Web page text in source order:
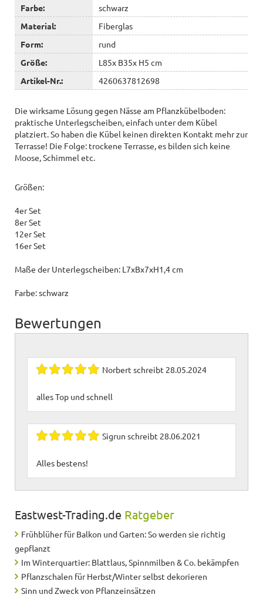
Farbe:
schwarz
Material:
Fiberglas
Form:
rund
Größe:
L85x B35x H5 cm
Artikel-Nr.:
4260637812698
Die wirksame Lösung gegen Nässe am Pflanzkübelboden:
praktische Unterlegscheiben, einfach unter dem Kübel
platziert. So haben die Kübel keinen direkten Kontakt mehr zur
Terrasse! Die Folge: trockene Terrasse, es bilden sich keine
Moose, Schimmel etc.
Größen:
4er Set
8er Set
12er Set
16er Set
Maße der Unterlegscheiben: L7xBx7xH1,4 cm
Farbe: schwarz
Bewertungen
Norbert schreibt 28.05.2024
alles Top und schnell
Sigrun schreibt 28.06.2021
Alles bestens!
Eastwest-Trading.de Ratgeber
Frühblüher für Balkon und Garten: So werden sie richtig
gepflanzt
Im Winterquartier: Blattlaus, Spinnmilben & Co. bekämpfen
Pflanzschalen für Herbst/Winter selbst dekorieren
Sinn und Zweck von Pflanzeinsätzen